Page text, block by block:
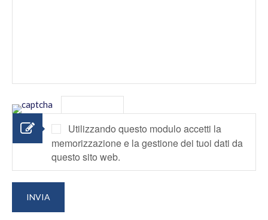
Utilizzando questo modulo accetti la
memorizzazione e la gestione dei tuoi dati da
questo sito web.